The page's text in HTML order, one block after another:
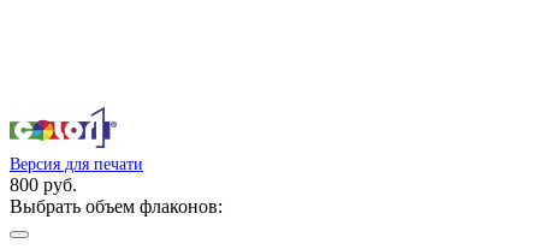
Версия для печати
800 руб.
Выбрать объем флаконов: